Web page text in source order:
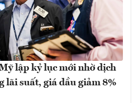
lập kỷ lục mới nhờ dịch
lãi suất, giá dầu giảm 8%